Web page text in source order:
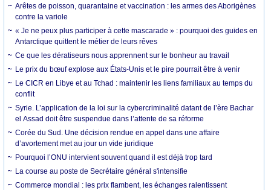
Arêtes de poisson, quarantaine et vaccination : les armes des Aborigènes
contre la variole
« Je ne peux plus participer à cette mascarade » : pourquoi des guides en
Antarctique quittent le métier de leurs rêves
Ce que les dératiseurs nous apprennent sur le bonheur au travail
Le prix du bœuf explose aux États-Unis et le pire pourrait être à venir
Le CICR en Libye et au Tchad : maintenir les liens familiaux au temps du
conflit
Syrie. L’application de la loi sur la cybercriminalité datant de l’ère Bachar
el Assad doit être suspendue dans l’attente de sa réforme
Corée du Sud. Une décision rendue en appel dans une affaire
d’avortement met au jour un vide juridique
Pourquoi l’ONU intervient souvent quand il est déjà trop tard
La course au poste de Secrétaire général s'intensifie
Commerce mondial : les prix flambent, les échanges ralentissent